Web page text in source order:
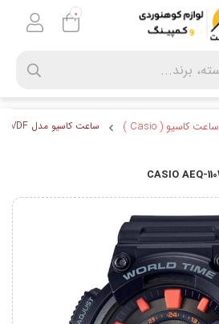
ساعت کاسیو ( Casio ) ساعت کاسیو مدل CASIO AEQ-110W-1A2VDF
0